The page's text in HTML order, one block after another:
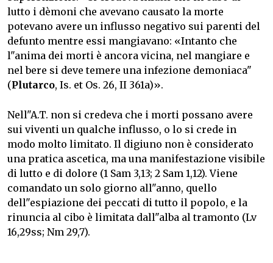
lutto i dèmoni che avevano causato la morte
potevano avere un influsso negativo sui parenti del
defunto mentre essi mangiavano: «Intanto che
l"anima dei morti è ancora vicina, nel mangiare e
nel bere si deve temere una infezione demoniaca"
(Plutarco, Is. et Os. 26, II 361a)».
Nell"A.T. non si credeva che i morti possano avere
sui viventi un qualche influsso, o lo si crede in
modo molto limitato. Il digiuno non è considerato
una pratica ascetica, ma una manifestazione visibile
di lutto e di dolore (1 Sam 3,13; 2 Sam 1,12). Viene
comandato un solo giorno all"anno, quello
dell"espiazione dei peccati di tutto il popolo, e la
rinuncia al cibo è limitata dall"alba al tramonto (Lv
16,29ss; Nm 29,7).